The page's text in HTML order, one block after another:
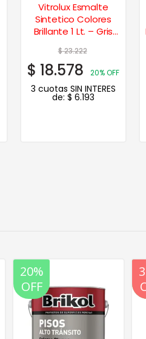
Vitrolux Esmalte
Sintetico Colores
Brillante 1 Lt. – Gris
$23.222
$ 18.578 20% OFF
3 cuotas SIN INTERES
de: $ 6.193
20%
OFF
35%
OFF